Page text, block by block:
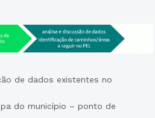
de dados existentes no
do município – ponto de